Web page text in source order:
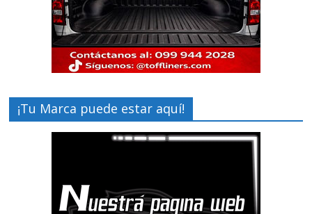
¡Tu Marca puede estar aquí!